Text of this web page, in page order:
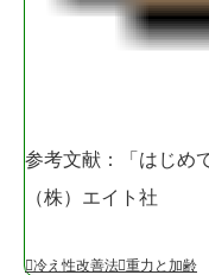
参考文献：「はじめ
（株）エイト社
冷え性改善法 重力と加齢